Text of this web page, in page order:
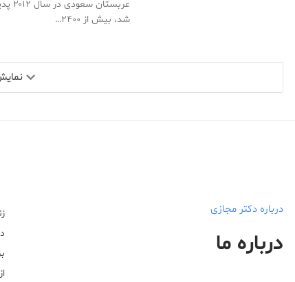
عربستان
شد، بیش از ۲۴۰۰…
درباره دکتر مجازی
درباره ما